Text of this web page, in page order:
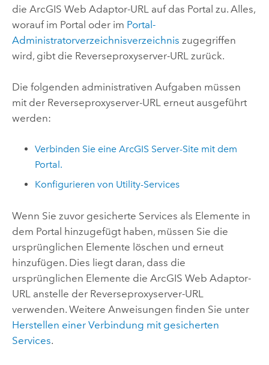
die ArcGIS Web Adaptor-URL auf das Portal zu. Alles,
worauf im Portal oder im Portal-
Administratorverzeichnisverzeichnis zugegriffen
wird, gibt die Reverseproxyserver-URL zurück.
Die folgenden administrativen Aufgaben müssen
mit der Reverseproxyserver-URL erneut ausgeführt
werden:
Verbinden Sie eineArcGIS Server-Site mit dem
Portal.
Konfigurieren von Utility-Services
Wenn Sie zuvor gesicherte Services als Elemente in
dem Portal hinzugefügt haben, müssen Sie die
ursprünglichen Elemente löschen und erneut
hinzufügen. Dies liegt daran, dass die
ursprünglichen Elemente die ArcGIS Web Adaptor-
URL anstelle der Reverseproxyserver-URL
verwenden. Weitere Anweisungen finden Sie unter
Herstellen einer Verbindung mit gesicherten
Services.